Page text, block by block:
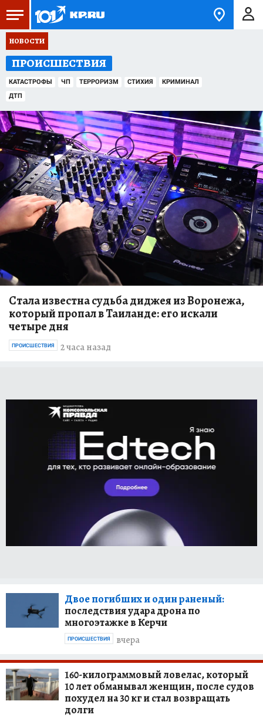
НОВОСТИ
ПРОИСШЕСТВИЯ
КАТАСТРОФЫ ЧП ТЕРРОРИЗМ СТИХИЯ
КРИМИНАЛ
ДТП
Стала известна судьба диджея из Воронежа,
который пропал в Таиланде: его искали
четыре дня
2 часа назад
ПРОИСШЕСТВИЯ
Двое погибших и один раненый:
последствия удара дрона по
многоэтажке в Керчи
вчера
ПРОИСШЕСТВИЯ
160-килограммовый ловелас, который
10 лет обманывал женщин, после судов
похудел на 30 кг и стал возвращать
долги